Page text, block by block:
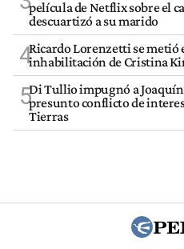
película de Netflix sobre el
descuartizó a su marido
4Ricardo Lorenzetti se metió
inhabilitación de Cristina
5Di Tullio impugnó a
presunto conflicto de
Tierras